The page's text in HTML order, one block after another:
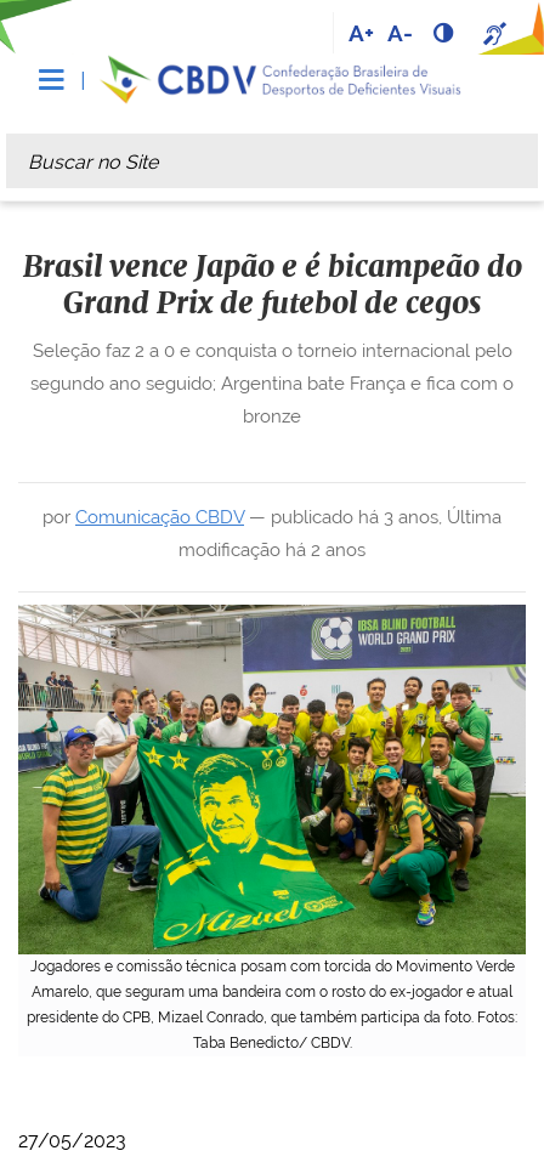
A+ A-
Busca
Busca Avançada…
Jogadores e comissão técnica posam com torcida do Movimento Verde
Amarelo, que seguram uma bandeira com o rosto do ex-jogador e atual
presidente do CPB, Mizael Conrado, que também participa da foto. Fotos:
Taba Benedicto/ CBDV.
Brasil vence Japão e é bicampeão do
Grand Prix de futebol de cegos
por Comunicação CBDV— publicado há 3 anos, Última
modificação há 2 anos
Seleção faz 2 a 0 e conquista o torneio internacional pelo
segundo ano seguido; Argentina bate França e fica com o
bronze
27/05/2023